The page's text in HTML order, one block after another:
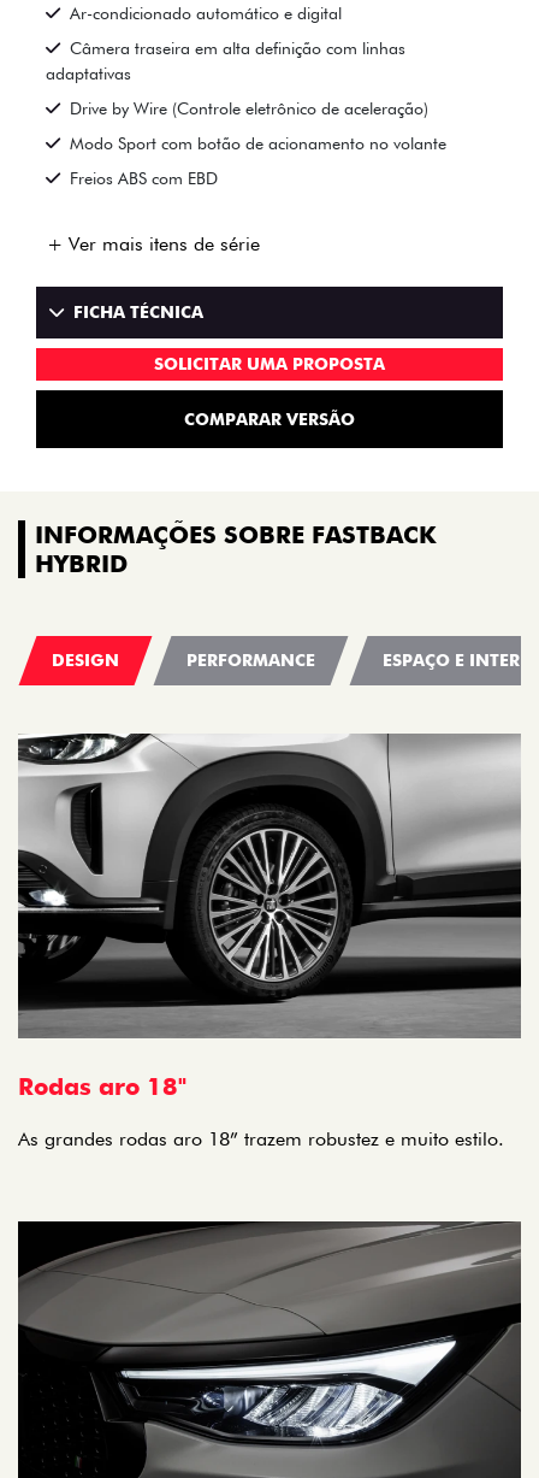
Ar-condicionado automático e digital
Câmera traseira em alta definição com linhas
adaptativas
Drive by Wire (Controle eletrônico de aceleração)
Modo Sport com botão de acionamento no volante
Freios ABS com EBD
+ Ver mais itens de série
FICHA TÉCNICA
SOLICITAR UMA PROPOSTA
COMPARAR VERSÃO
INFORMAÇÕES SOBRE FASTBACK
HYBRID
DESIGN PERFORMANCE ESPAÇO E
Rodas aro 18"
As grandes rodas aro 18” trazem robustez e muito estilo.